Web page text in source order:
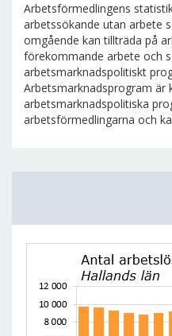
Arbetsförmedlingens
arbetssökande utan arbete
omgående kan tillträda på
förekommande arbete och
arbetsmarknadspolitiskt
Arbetsmarknadsprogram är
arbetsmarknadspolitiska
arbetsförmedlingarna och